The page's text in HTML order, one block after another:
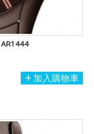
加入購物車